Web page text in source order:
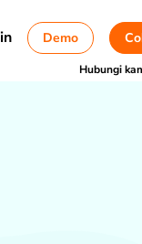
Demo
Hubungi